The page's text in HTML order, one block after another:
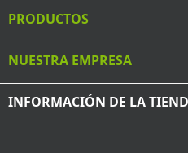
PRODUCTOS
NUESTRA EMPRESA
INFORMACIÓN DE LA